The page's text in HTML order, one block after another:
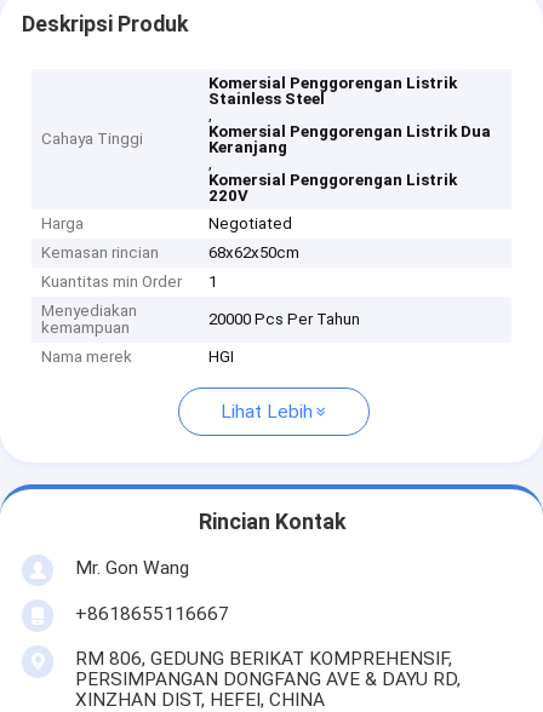
Deskripsi Produk
Cahaya Tinggi
Komersial Penggorengan Listrik
Stainless Steel
,
Komersial Penggorengan Listrik Dua
Keranjang
,
Komersial Penggorengan Listrik
220V
Harga
Negotiated
Kemasan rincian
68x62x50cm
Kuantitas min Order
1
Menyediakan
kemampuan
20000 Pcs Per Tahun
Nama merek HGI
Lihat Lebih
Rincian Kontak
Mr. Gon Wang
+8618655116667
RM 806, GEDUNG BERIKAT KOMPREHENSIF,
PERSIMPANGAN DONGFANG AVE & DAYU RD,
XINZHAN DIST, HEFEI, CHINA